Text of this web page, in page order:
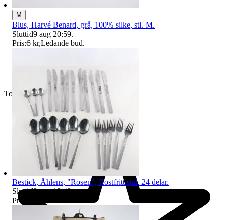
Toppsäljare
M
Blus, Harvé Benard, grå, 100% silke, stl. M.
Sluttid9 aug 20:59.
Pris:6 kr,Ledande bud.
Bestick, Åhlens, "Rosen", Rostfritt stål, 24 delar.
Sluttid9 aug 19:49.
Pris: